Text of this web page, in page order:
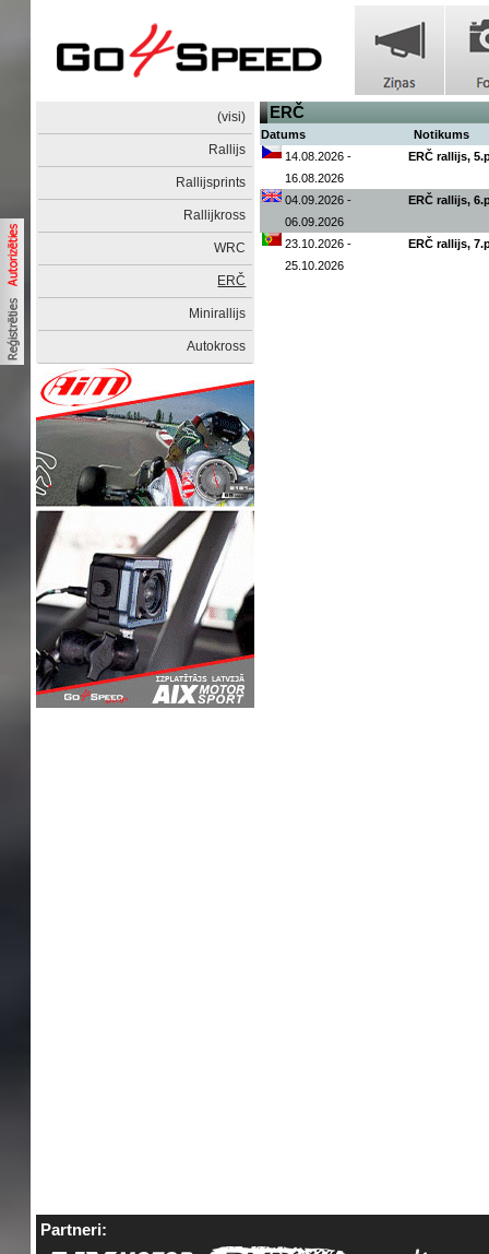
(visi)
Rallijs
Rallijsprints
Rallijkross
WRC
ERČ
Minirallijs
Autokross
ERČ
Datums
Notikums
14.08.2026 -
16.08.2026
ERČ rallijs,
04.09.2026 -
06.09.2026
ERČ rallijs,
23.10.2026 -
25.10.2026
ERČ rallijs,
Partneri: